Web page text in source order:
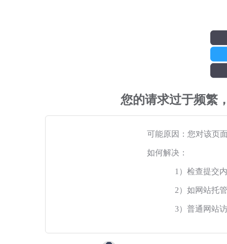
您的请求过于频繁
可能原因：您对该页
如何解决：
1）检查提交
2）如网站托
3）普通网站